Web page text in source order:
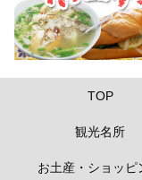
TOP
観光名所
お土産・ショッピ